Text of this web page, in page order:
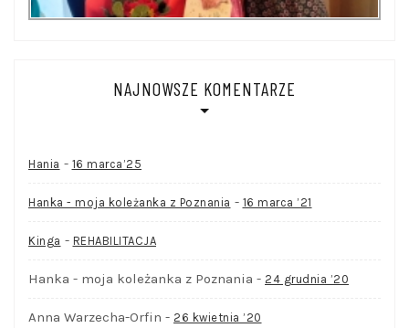
NAJNOWSZE KOMENTARZE
Hania - 16 marca’25
Hanka - moja koleżanka z Poznania - 16 marca ’21
Kinga - REHABILITACJA
Hanka - moja koleżanka z Poznania - 24 grudnia ’20
Anna Warzecha-Orfin - 26 kwietnia ’20